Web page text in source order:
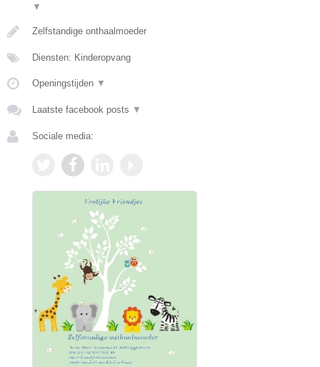
▼
Zelfstandige onthaalmoeder
Diensten: Kinderopvang
Openingstijden ▼
Laatste facebook posts ▼
Sociale media: